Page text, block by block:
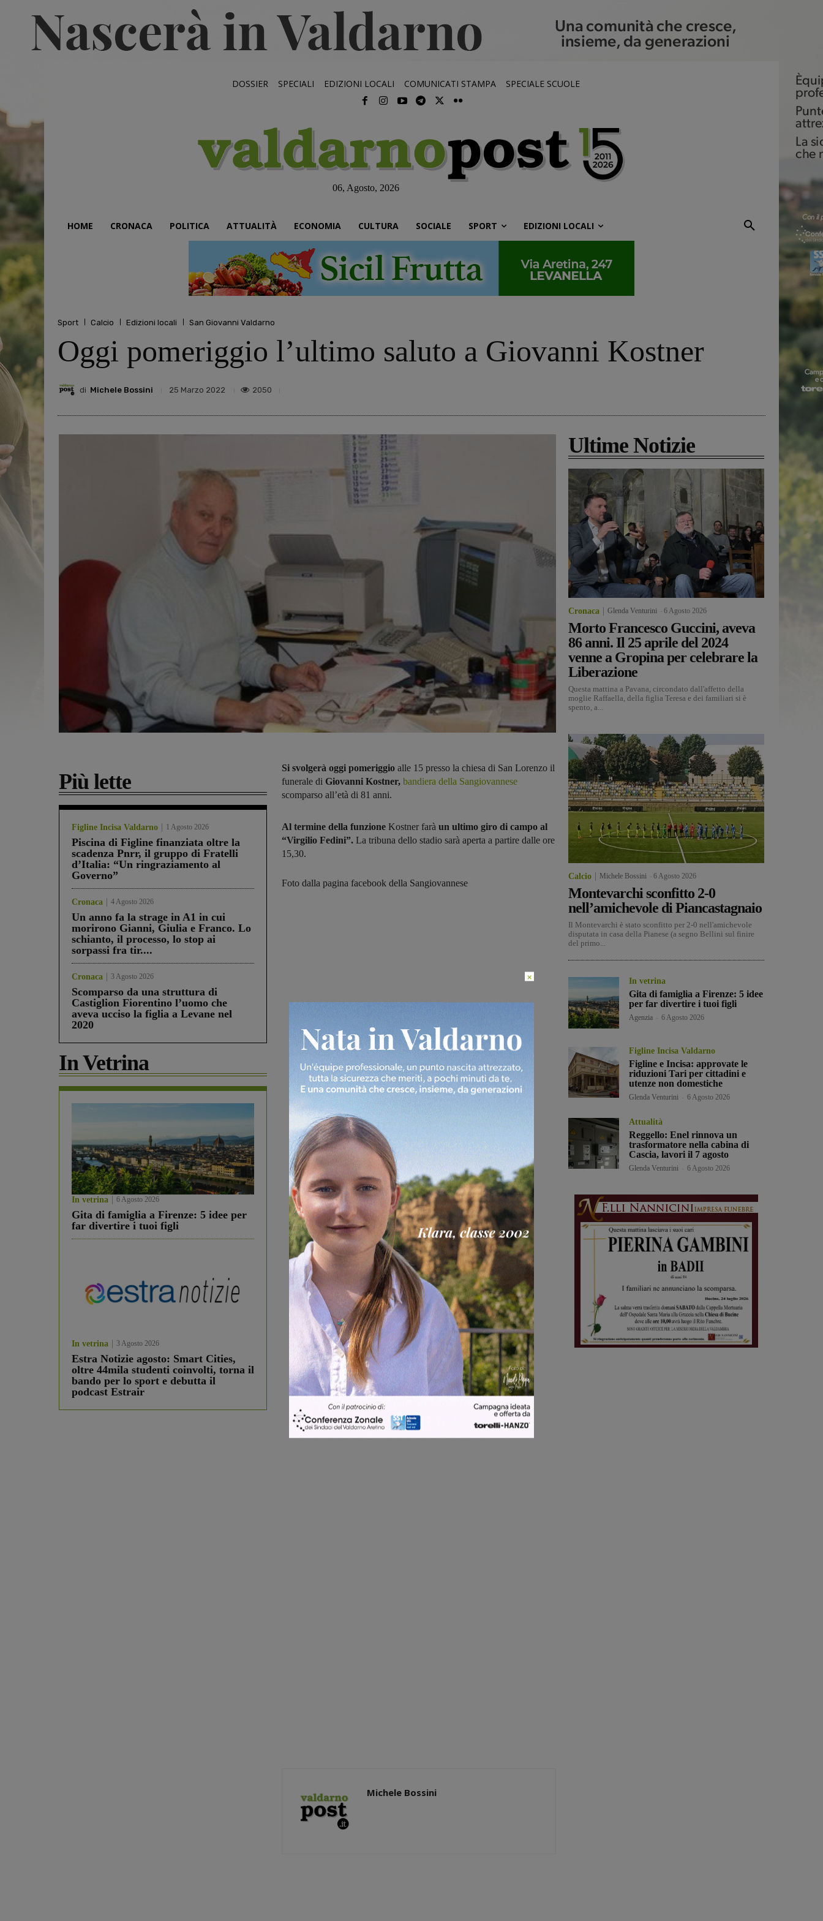
DOSSIER SPECIALI EDIZIONI LOCALI COMUNICATI STAMPA SPECIALE SCUOLE
06, Agosto, 2026
HOME CRONACA POLITICA ATTUALITÀ ECONOMIA CULTURA SOCIALE SPORT EDIZIONI LOCALI
Sport Calcio Edizioni locali San Giovanni Valdarno
Oggi pomeriggio l’ultimo saluto a Giovanni Kostner
di Michele Bossini 25 Marzo 2022 2050
Più lette
Figline Incisa Valdarno 1 Agosto 2026
Piscina di Figline finanziata oltre la
scadenza Pnrr, il gruppo di Fratelli
d’Italia: “Un ringraziamento al
Governo”
Cronaca 4 Agosto 2026
Un anno fa la strage in A1 in cui
morirono Gianni, Giulia e Franco. Lo
schianto, il processo, lo stop ai
sorpassi fra tir....
Cronaca 3 Agosto 2026
Scomparso da una struttura di
Castiglion Fiorentino l’uomo che
aveva ucciso la figlia a Levane nel
2020
In Vetrina
In vetrina 6 Agosto 2026
Gita di famiglia a Firenze: 5 idee per
far divertire i tuoi figli
In vetrina 3 Agosto 2026
Estra Notizie agosto: Smart Cities,
oltre 44mila studenti coinvolti, torna il
bando per lo sport e debutta il
podcast Estrair
Si svolgerà oggi pomeriggio alle 15 presso la chiesa di San Lorenzo il
funerale di Giovanni Kostner, bandiera della Sangiovannese
scomparso all’età di 81 anni.
Al termine della funzione Kostner farà un ultimo giro di campo al
“Virgilio Fedini”. La tribuna dello stadio sarà aperta a partire dalle ore
15,30.
Foto dalla pagina facebook della Sangiovannese
Michele Bossini
Ultime Notizie
Cronaca Glenda Venturini 6 Agosto 2026
Morto Francesco Guccini, aveva
86 anni. Il 25 aprile del 2024
venne a Gropina per celebrare la
Liberazione
Questa mattina a Pavana, circondato dall'affetto della
moglie Raffaella, della figlia Teresa e dei familiari si è
spento, a...
Calcio Michele Bossini 6 Agosto 2026
Montevarchi sconfitto 2-0
nell’amichevole di Piancastagnaio
Il Montevarchi è stato sconfitto per 2-0 nell'amichevole
disputata in casa della Pianese (a segno Bellini sul finire
del primo...
In vetrina
Gita di famiglia a Firenze: 5 idee
per far divertire i tuoi figli
Agenzia 6 Agosto 2026
Figline Incisa Valdarno
Figline e Incisa: approvate le
riduzioni Tari per cittadini e
utenze non domestiche
Glenda Venturini 6 Agosto 2026
Attualità
Reggello: Enel rinnova un
trasformatore nella cabina di
Cascia, lavori il 7 agosto
Glenda Venturini 6 Agosto 2026
×